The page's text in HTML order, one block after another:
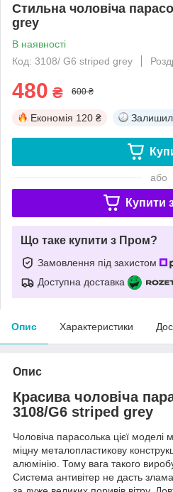
Стильна чоловіча
grey
В наявності
Код: 3108/ G6 striped grey
480 ₴ 600 ₴
Економія 120 ₴
або
Купити
Що таке купити з Пром?
Замовлення під захистом
Доступна доставка
Опис Характеристики
Опис
Красива чоловіча
3108/G6 striped grey
Чоловіча парасолька цієї моделі
міцну металопластикову
алюмінію. Тому вага такого
Система антивітер не дасть